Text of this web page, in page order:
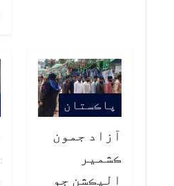
پاڪستان
آزاد جمون
ڪشمير
اليڪشن جو